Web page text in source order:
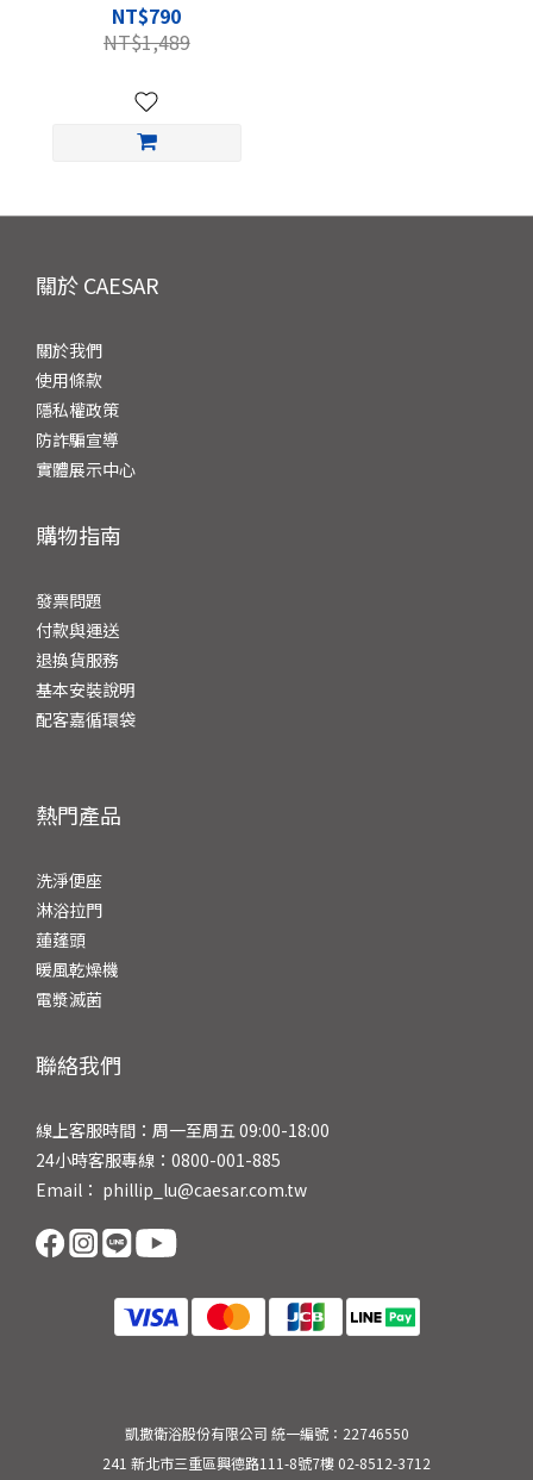
NT$790
NT$1,489
關於 CAESAR
關於我們
使用條款
隱私權政策
防詐騙宣導
實體展示中心
購物指南
發票問題
付款與運送
退換貨服務
基本安裝說明
配客嘉循環袋
熱門產品
洗淨便座
淋浴拉門
蓮蓬頭
暖風乾燥機
電漿滅菌
聯絡我們
線上客服時間：周一至周五 09:00-18:00
24小時客服專線：0800-001-885
Email： phillip_lu@caesar.com.tw
凱撒衛浴股份有限公司 統一編號：22746550
241 新北市三重區興德路111-8號7樓 02-8512-3712